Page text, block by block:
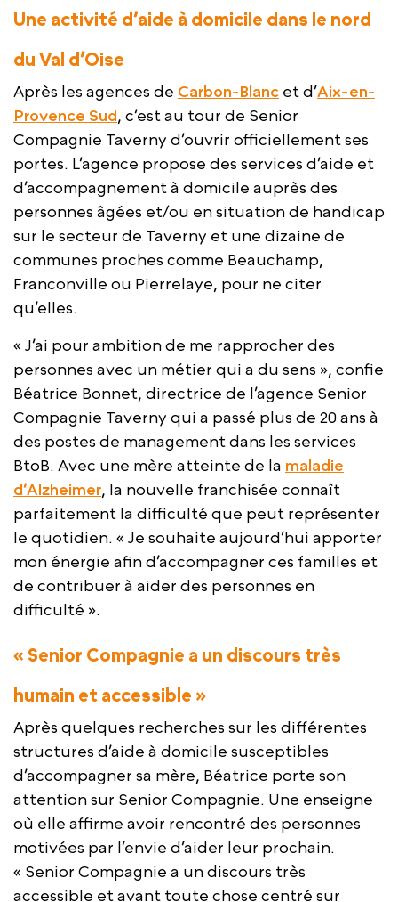
Une activité d’aide à domicile dans le nord
du Val d’Oise
Après les agences de Carbon-Blanc et d’Aix-en-
Provence Sud, c’est au tour de Senior
Compagnie Taverny d’ouvrir officiellement ses
portes. L’agence propose des services d’aide et
d’accompagnement à domicile auprès des
personnes âgées et/ou en situation de handicap
sur le secteur de Taverny et une dizaine de
communes proches comme Beauchamp,
Franconville ou Pierrelaye, pour ne citer
qu’elles.
« J’ai pour ambition de me rapprocher des
personnes avec un métier qui a du sens », confie
Béatrice Bonnet, directrice de l’agence Senior
Compagnie Taverny qui a passé plus de 20 ans à
des postes de management dans les services
BtoB. Avec une mère atteinte de la maladie
d’Alzheimer, la nouvelle franchisée connaît
parfaitement la difficulté que peut représenter
le quotidien. « Je souhaite aujourd’hui apporter
mon énergie afin d’accompagner ces familles et
de contribuer à aider des personnes en
difficulté ».
« Senior Compagnie a un discours très
humain et accessible »
Après quelques recherches sur les différentes
structures d’aide à domicile susceptibles
d’accompagner sa mère, Béatrice porte son
attention sur Senior Compagnie. Une enseigne
où elle affirme avoir rencontré des personnes
motivées par l’envie d’aider leur prochain.
« Senior Compagnie a un discours très
accessible et avant toute chose centré sur